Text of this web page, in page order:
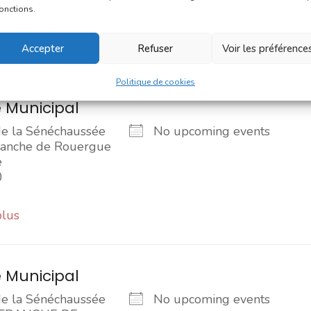
Accepter Refuser Voir les
Politique de cookies
Municipal
la Sénéchaussée
de Rouergue
No upcoming events
la Sénéchaussée
No upcoming events